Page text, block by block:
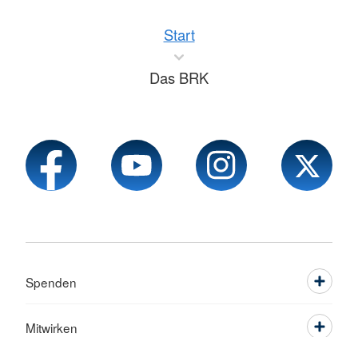
Start
Das BRK
Spenden
Mitwirken